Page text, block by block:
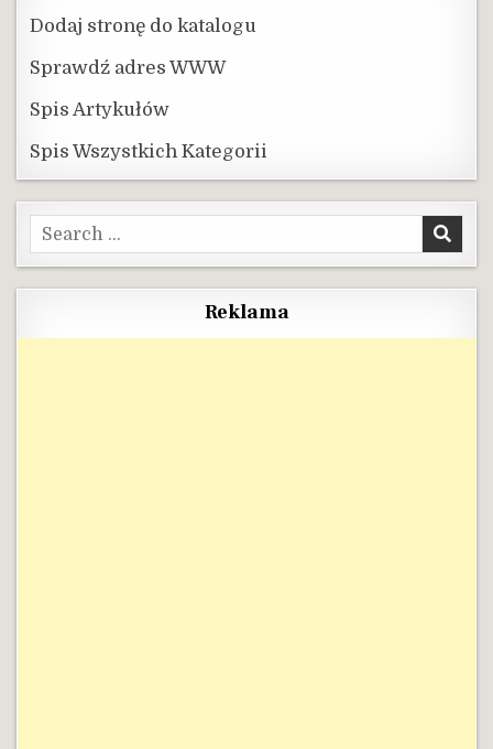
Dodaj stronę do katalogu
Sprawdź adres WWW
Spis Artykułów
Spis Wszystkich Kategorii
Search
for:
Reklama